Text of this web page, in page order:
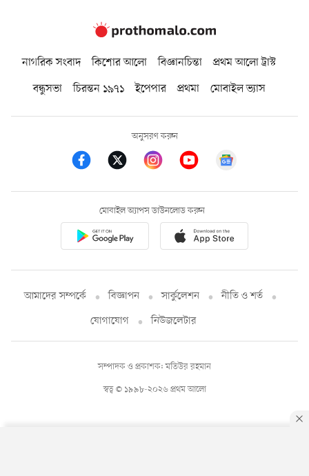
নাগরিক সংবাদ কিশোর আলো বিজ্ঞানচিন্তা
প্রথম আলো ট্রাস্ট
বন্ধুসভা
চিরন্তন ১৯৭১ ইপেপার প্রথমা মোবাইল ভ্যাস
অনুসরণ করুন
মোবাইল অ্যাপস ডাউনলোড করুন
আমাদের সম্পর্কে বিজ্ঞাপন সার্কুলেশন
নীতি ও শর্ত
যোগাযোগ
নিউজলেটার
স্বত্ব © ১৯৯৮-২০২৬ প্রথম আলো
সম্পাদক ও প্রকাশক: মতিউর রহমান